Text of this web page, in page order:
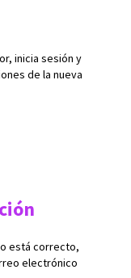
inicia sesión y
de la nueva
está correcto,
electrónico